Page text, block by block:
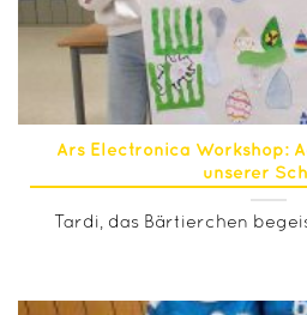
Ars Electronica Workshop:
unserer
Tardi, das Bärtierchen